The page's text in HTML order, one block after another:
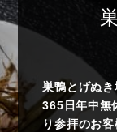
巣鴨とげぬき
365日年中無
り参拝のお客